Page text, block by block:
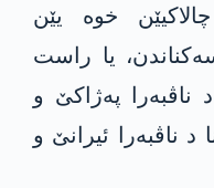
خوە یێن
یا راست
ناڤبەرا پەژاکێ و
د ناڤبەرا ئیرانێ و